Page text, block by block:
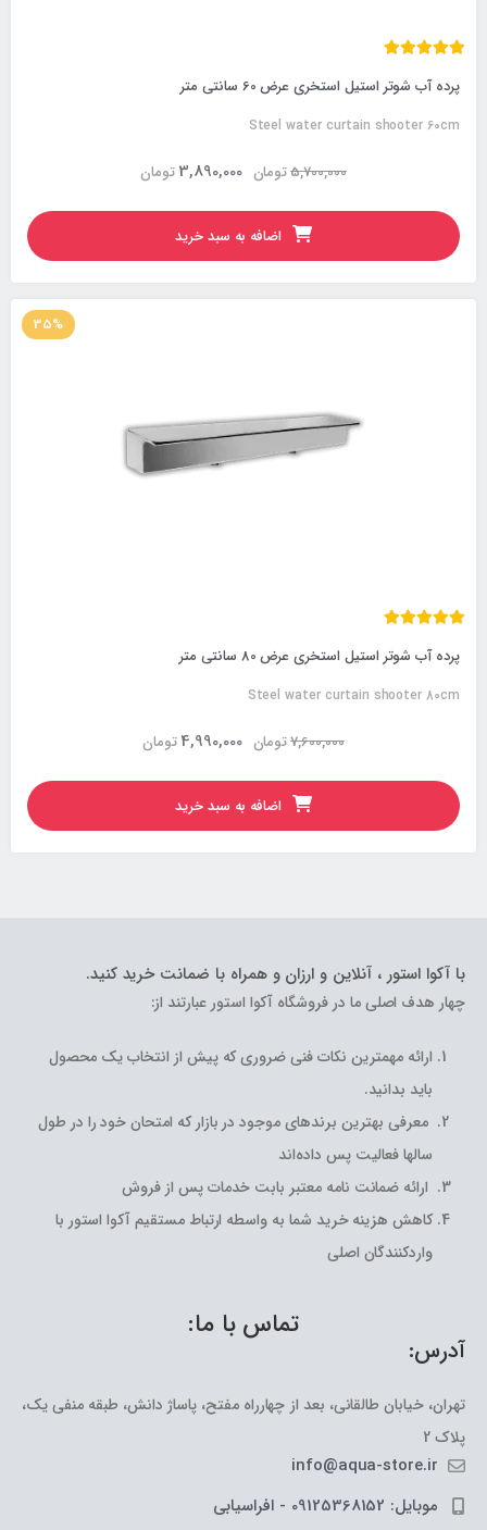
پرده آب شوتر استیل استخری عرض 60 سانتی متر
Steel water curtain shooter 60cm
تومان5,700,000 تومان3,890,000
اضافه به سبد خرید
35%
پرده آب شوتر استیل استخری عرض 80 سانتی متر
Steel water curtain shooter 80cm
تومان7,600,000 تومان4,990,000
اضافه به سبد خرید
با آکوا استور ، آنلاین و ارزان و همراه با ضمانت خرید کنید.
چهار هدف اصلی ما در فروشگاه آکوا استور عبارتند از:
ارائه مهمترین نکات فنی ضروری که پیش از انتخاب یک محصول
باید بدانید.
معرفی بهترین برندهای موجود در بازار که امتحان خود را در طول
سالها فعالیت پس داده‌اند
ارائه ضمانت نامه معتبر بابت خدمات پس از فروش
کاهش هزینه خرید شما به واسطه ارتباط مستقیم آکوا استور با
واردکنندگان اصلی
تماس با ما:
آدرس:
تهران، خیابان طالقانی، بعد از چهارراه مفتح، پاساژ دانش، طبقه منفی یک،
پلاک 2
info@aqua-store.ir
موبایل: 09125368152 - افراسیابی